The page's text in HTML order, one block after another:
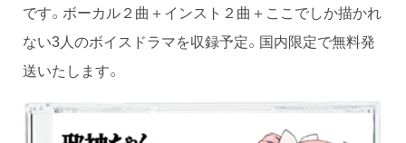
です。ボーカル２曲＋インスト２曲＋ここでしか描かれ
ない3人のボイスドラマを収録予定。国内限定で無料発
送いたします。